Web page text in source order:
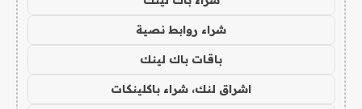
شراء روابط نصية
باقات باك لينك
اشراق لنك، شراء باكلينكات